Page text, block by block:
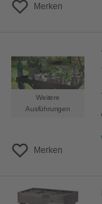
Merken
Weitere
Ausführungen
Merken